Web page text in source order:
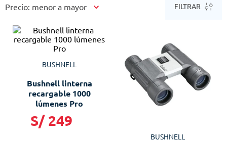
Precio: menor a mayor FILTRAR
BUSHNELL
Bushnell linterna
recargable 1000
lúmenes Pro
S/ 249
BUSHNELL